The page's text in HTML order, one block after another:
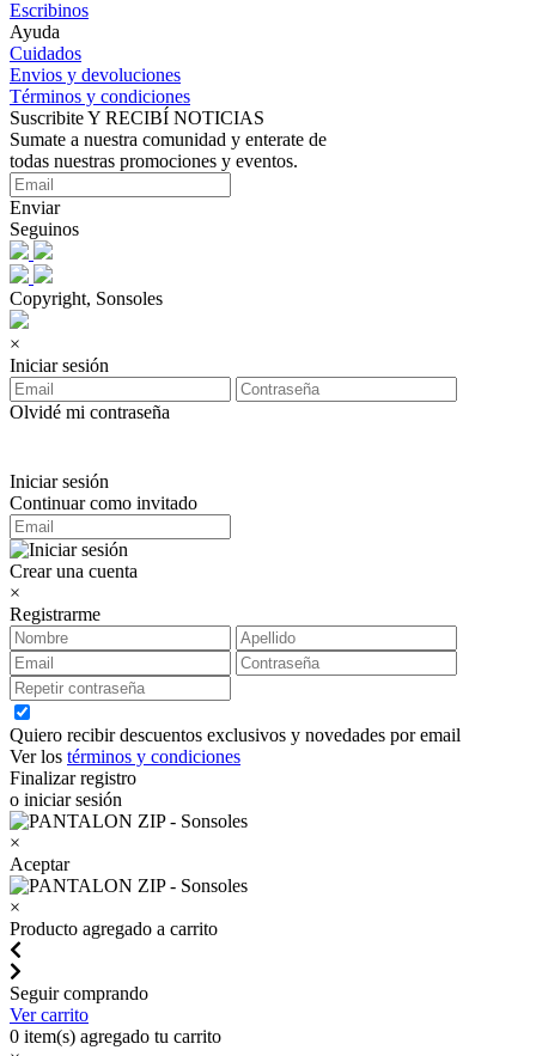
Escribinos
Ayuda
Cuidados
Envios y devoluciones
Términos y condiciones
Suscribite Y RECIBÍ NOTICIAS
Sumate a nuestra comunidad y enterate de
todas nuestras promociones y eventos.
Enviar
Seguinos
Copyright, Sonsoles
×
Iniciar sesión
Olvidé mi contraseña
Iniciar sesión
Continuar como invitado
Crear una cuenta
×
Registrarme
Quiero recibir descuentos exclusivos y novedades por email
Ver los términos y condiciones
Finalizar registro
o iniciar sesión
×
Aceptar
×
Producto agregado a carrito
Seguir comprando
Ver carrito
0 item(s) agregado tu carrito